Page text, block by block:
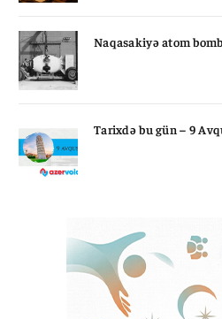
Naqasakiyə atom
Tarixdə bu gün – 9